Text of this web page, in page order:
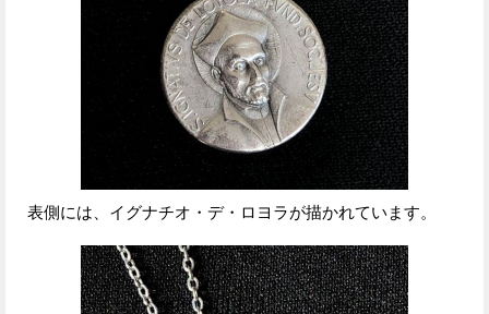
表側には、イグナチオ・デ・ロヨラが描かれています。